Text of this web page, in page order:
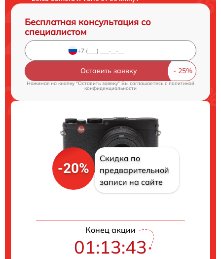
Бесплатная консультация со
специалистом
Оставить заявку
Нажимая на кнопку "Оставить заявку" Вы соглашаетесь cполитикой
конфиденциальности
-20%
Скидка по
предварительной
записи на сайте
Конец акции
01:13:43